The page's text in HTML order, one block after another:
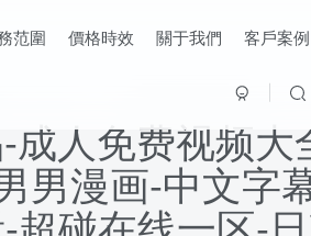
人免费视频大
男漫画-中文字
范圍 價格時效 關于我們 客戶案例